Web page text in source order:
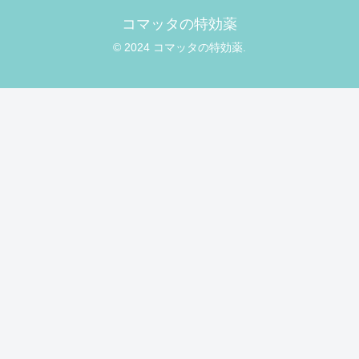
コマッタの特効薬
© 2024 コマッタの特効薬.